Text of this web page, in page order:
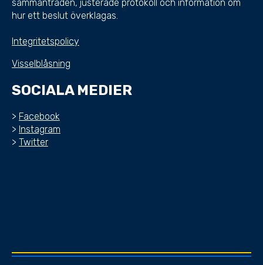
sammanträden, justerade protokoll och information om
hur ett beslut överklagas.
Integritetspolicy
Visselblåsning
SOCIALA MEDIER
> Facebook
> Instagram
> Twitter